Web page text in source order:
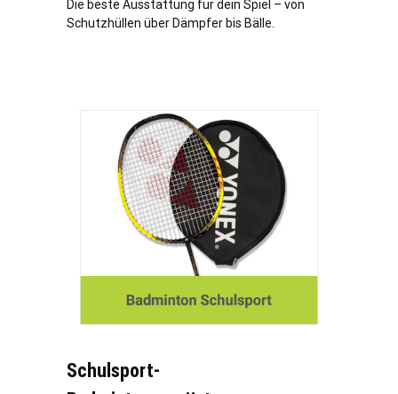
Die beste Ausstattung für dein Spiel – von
Schutzhüllen über Dämpfer bis Bälle.
Schulsport-